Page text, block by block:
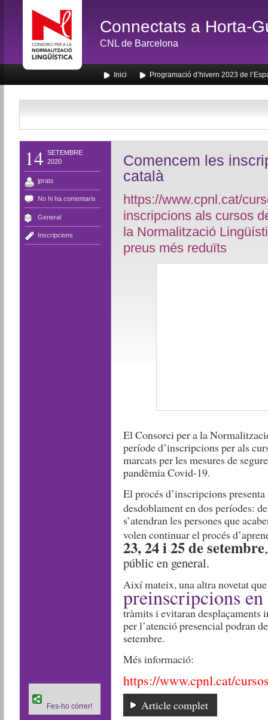
Connectats a Horta-
CNL de Barcelona
Inici Programació d’hivern 2023 de
14 SETEMBRE
2020
jprats
No hi ha comentaris
General
Inscripcions
Comencem les
català
https://www.cpnl.cat/
inscripcions als cursos
la Normalització
preus més reduïts
El Consorci per a la
període d’inscripcions per als
marcats per les mesures de
pandèmia Covid-19.
El procés d’inscripcions
desdoblament en dos períodes:
s’atendran les persones que
volen continuar el procés
23, 24 i 25 de setembre
públic en general.
Així mateix, una altra novetat
preinscripcions
tràmits i evitaran desplaçaments
per l’atenció presencial podran
setembre.
Més informació:
https://www.cpnl.cat/
Article complet
Fes-ho córrer!